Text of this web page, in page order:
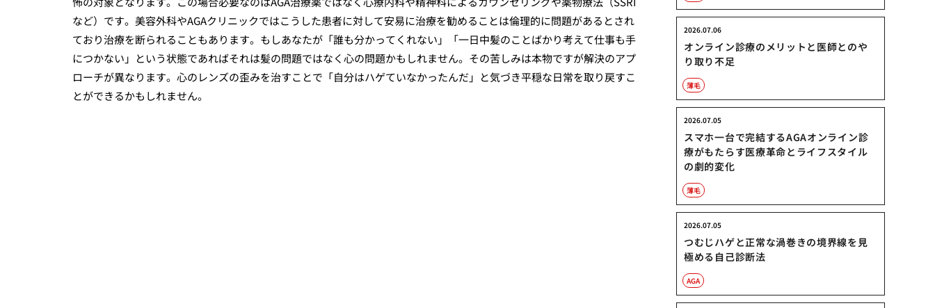
など）です。美容外科やAGAクリニックではこうした患者に対して安易に治療を勧めることは倫理的に問題があるとされ
ており治療を断られることもあります。もしあなたが「誰も分かってくれない」「一日中髪のことばかり考えて仕事も手
につかない」という状態であればそれは髪の問題ではなく心の問題かもしれません。その苦しみは本物ですが解決のアプ
ローチが異なります。心のレンズの歪みを治すことで「自分はハゲていなかったんだ」と気づき平穏な日常を取り戻すこ
とができるかもしれません。
オンライン診療のメリットと医師とのや
り取り不足
2026.07.06
薄毛
スマホ一台で完結するAGAオンライン診
療がもたらす医療革命とライフスタイル
の劇的変化
2026.07.05
薄毛
つむじハゲと正常な渦巻きの境界線を見
極める自己診断法
2026.07.05
AGA